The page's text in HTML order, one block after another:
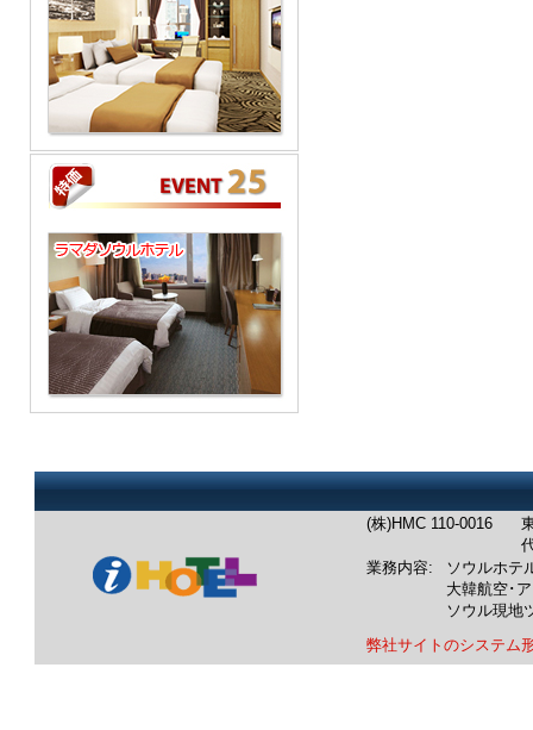
(株)HMC 110-0016
業務内容:
ソウルホテ
大韓航空･
ソウル現地
弊社サイトのシステム